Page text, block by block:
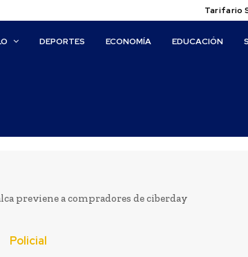
Tarifario
DEPORTES ECONOMÍA EDUCACIÓN
previene a compradores de ciberday
Policial